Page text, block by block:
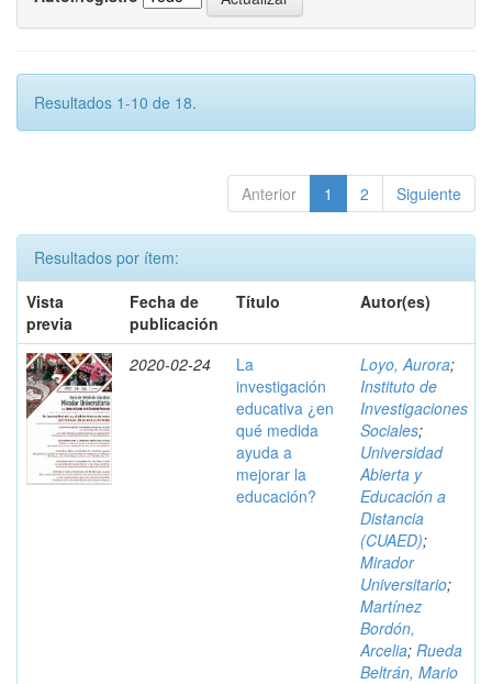
Resultados 1-10 de 18.
Anterior 1 2 Siguiente
Resultados por ítem:
Vista
previa
Fecha de
publicación
Título Autor(es)
2020-02-24
La
investigación
educativa ¿en
qué medida
ayuda a
mejorar la
educación?
Loyo, Aurora;
Instituto de
Investigaciones
Sociales;
Universidad
Abierta y
Educación a
Distancia
(CUAED);
Mirador
Universitario;
Martínez
Bordón,
Arcelia; Rueda
Beltrán, Mario